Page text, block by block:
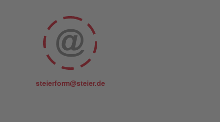
steierform@steier.de